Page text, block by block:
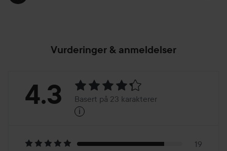
Vurderinger & anmeldelser
Vurdering:
Basert
4.3 Basert på 23 karakterer
i
19